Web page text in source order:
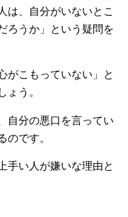
は、自分がいないとこ
ろうか」という疑問を
がこもっていない」と
ょう。
自分の悪口を言ってい
のです。
手い人が嫌いな理由と